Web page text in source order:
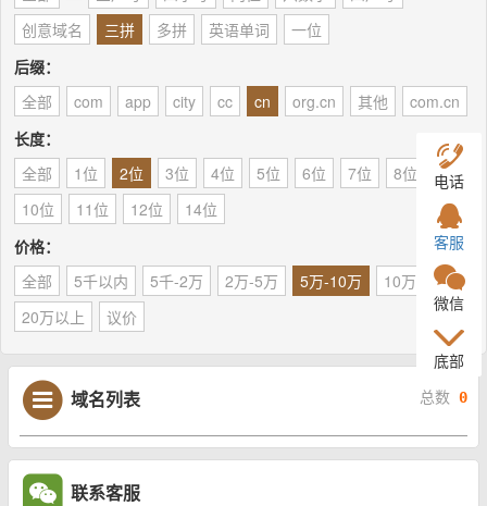
创意域名
三拼 多拼 英语单词
一位
后缀：
全部
com app city cc cn org.cn 其他
com.cn
长度：
全部
1位 2位 3位 4位 5位 6位 7位 8位
9位
10位
11位 12位
14位
价格：
全部
5千以内 5千-2万 2万-5万 5万-10万
10万-20万
20万以上
议价
域名列表 总数0
联系客服
电话
客服
微信
底部